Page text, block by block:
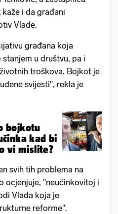
kaže i da građani
Vlade.
građana koja
u društvu, pa i
troškova. Bojkot je
svijesti", rekla je
bojkotu
kad bi
vi mislite?
svih tih problema na
ocjenjuje, "neučinkovitoj i
Vlada koja je
reforme".